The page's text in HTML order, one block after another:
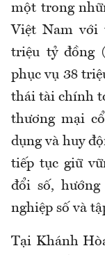
một trong
Việt Nam với
triệu tỷ đồng
phục vụ 38
thái tài chính
thương mại
dụng và huy
tiếp tục giữ
đổi số,
nghiệp số và
Tại Khánh